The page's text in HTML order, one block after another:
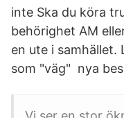
inte Ska du köra
behörighet AM
en ute i samhället.
som "väg" nya